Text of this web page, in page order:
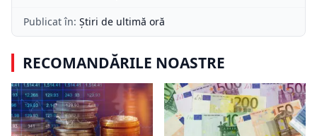
Publicat în: Știri de ultimă oră
RECOMANDĂRILE NOASTRE